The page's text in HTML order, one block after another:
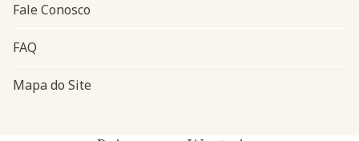
Fale Conosco
FAQ
Mapa do Site